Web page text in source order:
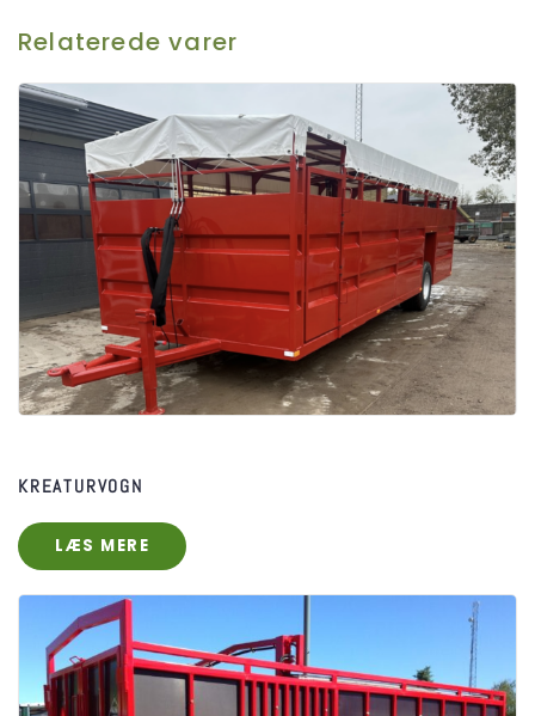
Relaterede varer
KREATURVOGN
LÆS MERE